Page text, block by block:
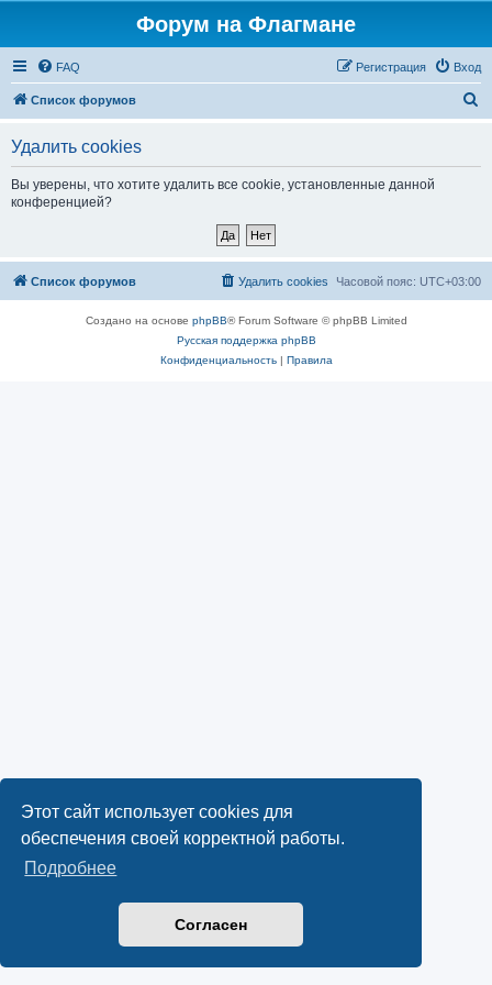
Этот сайт использует cookies для
обеспечения своей корректной работы.
Подробнее
Согласен
Форум на Флагмане
FAQ Вход
Регистрация
Список форумов
Удалить cookies
Вы уверены, что хотите удалить все cookie, установленные данной
конференцией?
Список форумов Часовой пояс: UTC+03:00
Удалить cookies
Создано на основе phpBB® Forum Software © phpBB Limited
Русская поддержка phpBB
Конфиденциальность| Правила